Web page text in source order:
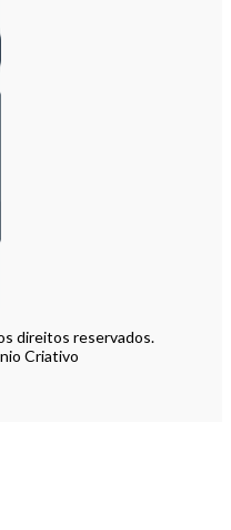
direitos reservados.
Criativo